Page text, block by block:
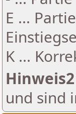
E ...
K ...
Hinweis2
und sind